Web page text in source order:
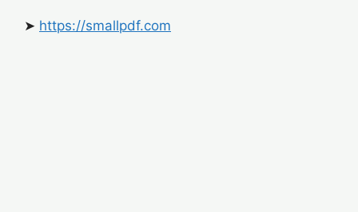
➤ https://smallpdf.com